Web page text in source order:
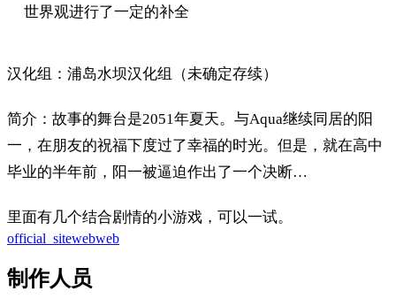
世界观进行了一定的补全
汉化组：浦岛水坝汉化组（未确定存续）
简介：故事的舞台是2051年夏天。与Aqua继续同居的阳
一，在朋友的祝福下度过了幸福的时光。但是，就在高中
毕业的半年前，阳一被逼迫作出了一个决断…
里面有几个结合剧情的小游戏，可以一试。
official_sitewebweb
制作人员